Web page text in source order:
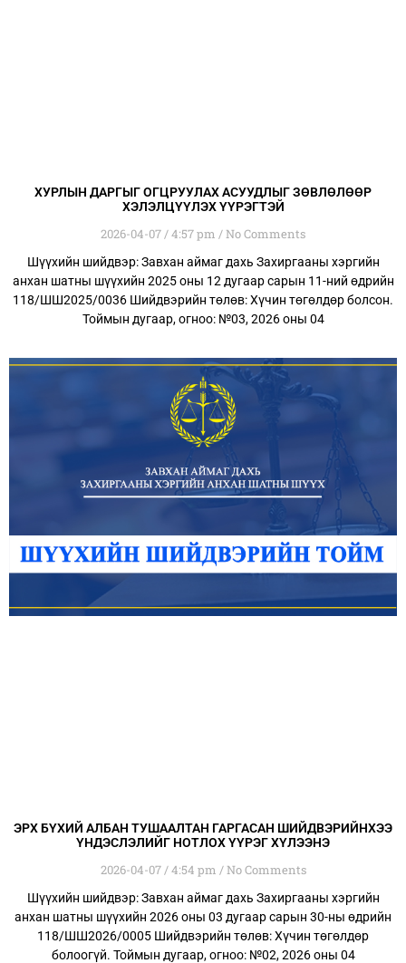
ХУРЛЫН ДАРГЫГ ОГЦРУУЛАХ АСУУДЛЫГ ЗӨВЛӨЛӨӨР
ХЭЛЭЛЦҮҮЛЭХ ҮҮРЭГТЭЙ
2026-04-07 4:57 pm No Comments
Шүүхийн шийдвэр: Завхан аймаг дахь Захиргааны хэргийн
анхан шатны шүүхийн 2025 оны 12 дугаар сарын 11-ний өдрийн
118/ШШ2025/0036 Шийдвэрийн төлөв: Хүчин төгөлдөр болсон.
Тоймын дугаар, огноо: №03, 2026 оны 04
ЭРХ БҮХИЙ АЛБАН ТУШААЛТАН ГАРГАСАН ШИЙДВЭРИЙНХЭЭ
ҮНДЭСЛЭЛИЙГ НОТЛОХ ҮҮРЭГ ХҮЛЭЭНЭ
2026-04-07 4:54 pm No Comments
Шүүхийн шийдвэр: Завхан аймаг дахь Захиргааны хэргийн
анхан шатны шүүхийн 2026 оны 03 дугаар сарын 30-ны өдрийн
118/ШШ2026/0005 Шийдвэрийн төлөв: Хүчин төгөлдөр
болоогүй. Тоймын дугаар, огноо: №02, 2026 оны 04